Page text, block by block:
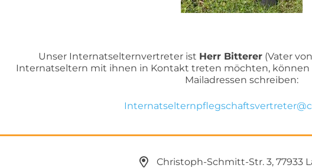
Unser Internatselternvertreter ist Herr Bitterer (Vater
Internatseltern mit ihnen in Kontakt treten möchten,
Mailadressen schreiben:
Christoph-Schmitt-Str. 3, 77933